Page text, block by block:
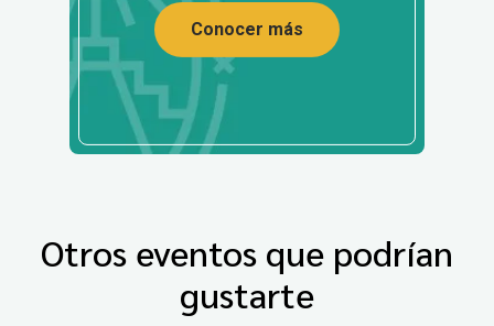
Conocer más
Otros eventos que podrían
gustarte